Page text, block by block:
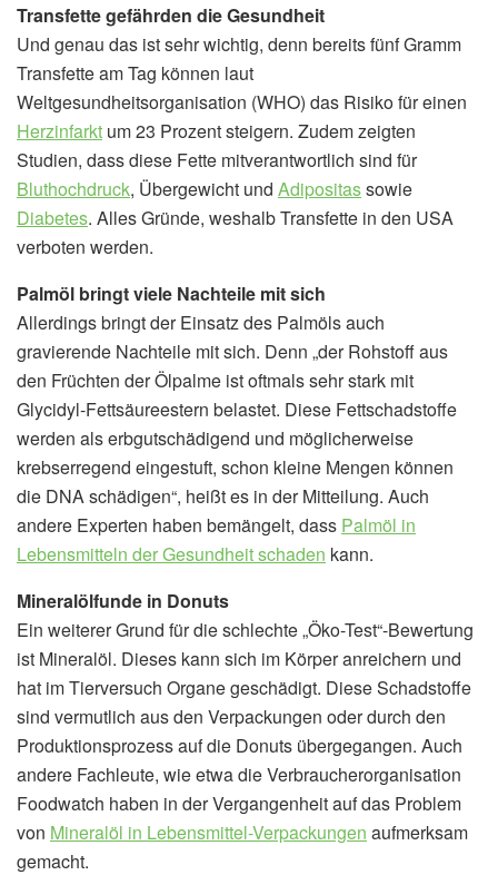
Transfette gefährden die Gesundheit
Und genau das ist sehr wichtig, denn bereits fünf Gramm
Transfette am Tag können laut
Weltgesundheitsorganisation (WHO) das Risiko für einen
Herzinfarkt um 23 Prozent steigern. Zudem zeigten
Studien, dass diese Fette mitverantwortlich sind für
Bluthochdruck, Übergewicht und Adipositassowie
Diabetes. Alles Gründe, weshalb Transfette in den USA
verboten werden.
Palmöl bringt viele Nachteile mit sich
Allerdings bringt der Einsatz des Palmöls auch
gravierende Nachteile mit sich. Denn „der Rohstoff aus
den Früchten der Ölpalme ist oftmals sehr stark mit
Glycidyl-Fettsäureestern belastet. Diese Fettschadstoffe
werden als erbgutschädigend und möglicherweise
krebserregend eingestuft, schon kleine Mengen können
die DNA schädigen“, heißt es in der Mitteilung. Auch
andere Experten haben bemängelt, dass Palmöl in
Lebensmitteln der Gesundheit schaden kann.
Mineralölfunde in Donuts
Ein weiterer Grund für die schlechte „Öko-Test“-Bewertung
ist Mineralöl. Dieses kann sich im Körper anreichern und
hat im Tierversuch Organe geschädigt. Diese Schadstoffe
sind vermutlich aus den Verpackungen oder durch den
Produktionsprozess auf die Donuts übergegangen. Auch
andere Fachleute, wie etwa die Verbraucherorganisation
Foodwatch haben in der Vergangenheit auf das Problem
von Mineralöl in Lebensmittel-Verpackungen aufmerksam
gemacht.